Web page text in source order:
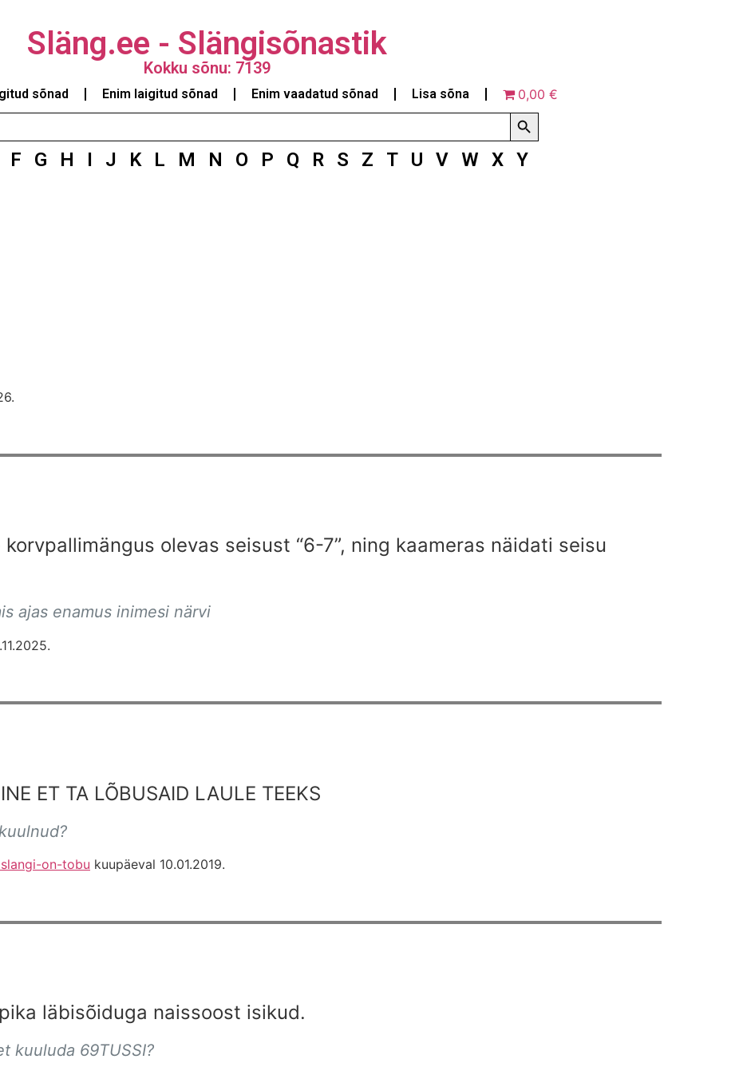
Släng.ee - Slängisõnastik
Kokku sõnu: 7139
sõnad Enim laigitud sõnad Enim vaadatud sõnad Lisa sõna
0,00 €
Search Button
F G H I J K L M N O P Q R S Z T U V W X Y
olevas seisust “6-7”, ning kaameras näidati seisu
ajas enamus inimesi närvi
ET TA LÕBUSAID LAULE TEEKS
on-tobu kuupäeval 10.01.2019.
läbisõiduga naissoost isikud.
kuuluda 69TUSSI?